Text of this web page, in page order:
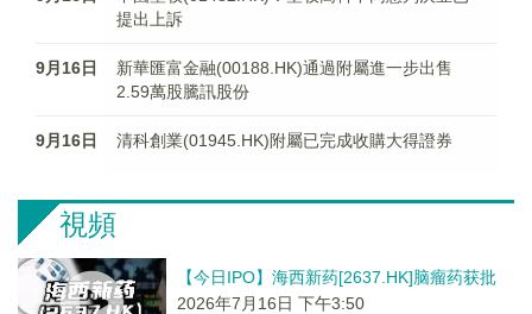
提出上訴
9月16日
新華匯富金融(00188.HK)通過附屬進一步出售
2.59萬股騰訊股份
9月16日 清科創業(01945.HK)附屬已完成收購大得證券
視頻
【今日IPO】海西新药[2637.HK]脑瘤药获批
2026年7月16日 下午3:50